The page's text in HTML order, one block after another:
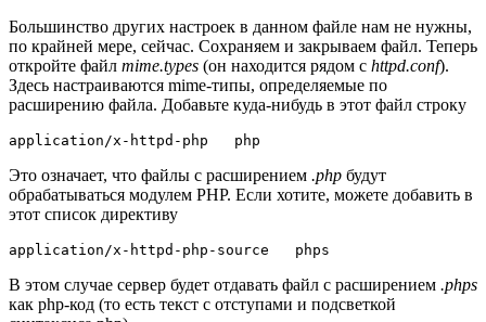
Большинство других настроек в данном файле нам не нужны,
по крайней мере, сейчас. Сохраняем и закрываем файл. Теперь
откройте файл mime.types (он находится рядом с httpd.conf).
Здесь настраиваются mime-типы, определяемые по
расширению файла. Добавьте куда-нибудь в этот файл строку
Это означает, что файлы с расширением .php будут
обрабатываться модулем PHP. Если хотите, можете добавить в
этот список директиву
В этом случае сервер будет отдавать файл с расширением .phps
как php-код (то есть текст с отступами и подсветкой